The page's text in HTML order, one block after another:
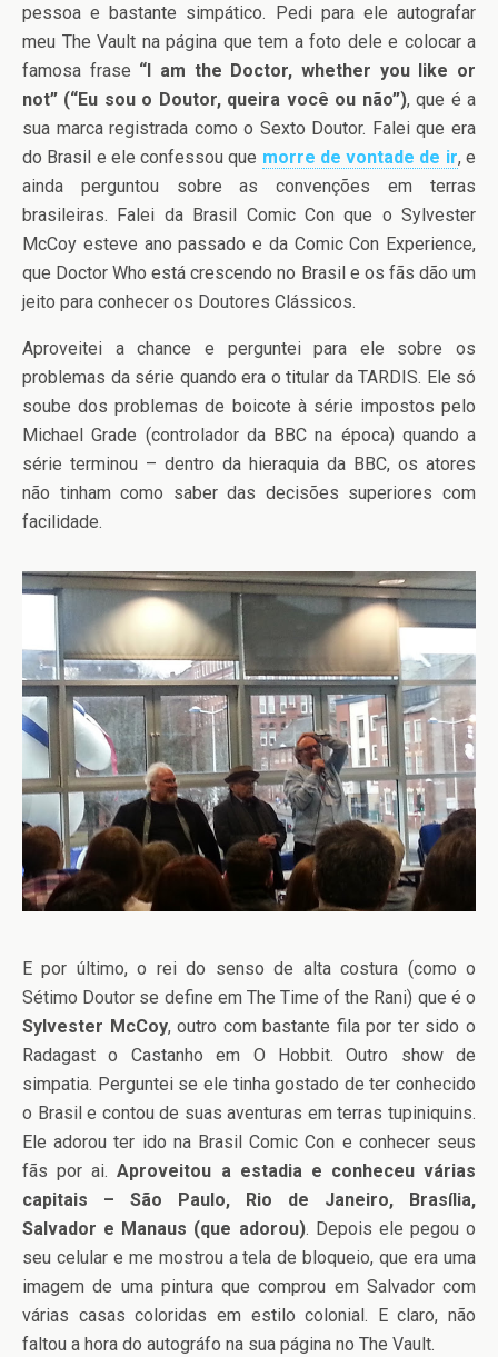
pessoa e bastante simpático. Pedi para ele autografar
meu The Vault na página que tem a foto dele e colocar a
famosa frase “I am the Doctor, whether you like or
not” (“Eu sou o Doutor, queira você ou não”), que é a
sua marca registrada como o Sexto Doutor. Falei que era
do Brasil e ele confessou que morre de vontade de ir, e
ainda perguntou sobre as convenções em terras
brasileiras. Falei da Brasil Comic Con que o Sylvester
McCoy esteve ano passado e da Comic Con Experience,
que Doctor Who está crescendo no Brasil e os fãs dão um
jeito para conhecer os Doutores Clássicos.
Aproveitei a chance e perguntei para ele sobre os
problemas da série quando era o titular da TARDIS. Ele só
soube dos problemas de boicote à série impostos pelo
Michael Grade (controlador da BBC na época) quando a
série terminou – dentro da hieraquia da BBC, os atores
não tinham como saber das decisões superiores com
facilidade.
E por último, o rei do senso de alta costura (como o
Sétimo Doutor se define em The Time of the Rani) que é o
Sylvester McCoy, outro com bastante fila por ter sido o
Radagast o Castanho em O Hobbit. Outro show de
simpatia. Perguntei se ele tinha gostado de ter conhecido
o Brasil e contou de suas aventuras em terras tupiniquins.
Ele adorou ter ido na Brasil Comic Con e conhecer seus
fãs por ai.Aproveitou a estadia e conheceu várias
capitais – São Paulo, Rio de Janeiro, Brasília,
Salvador e Manaus (que adorou). Depois ele pegou o
seu celular e me mostrou a tela de bloqueio, que era uma
imagem de uma pintura que comprou em Salvador com
várias casas coloridas em estilo colonial. E claro, não
faltou a hora do autográfo na sua página no The Vault.